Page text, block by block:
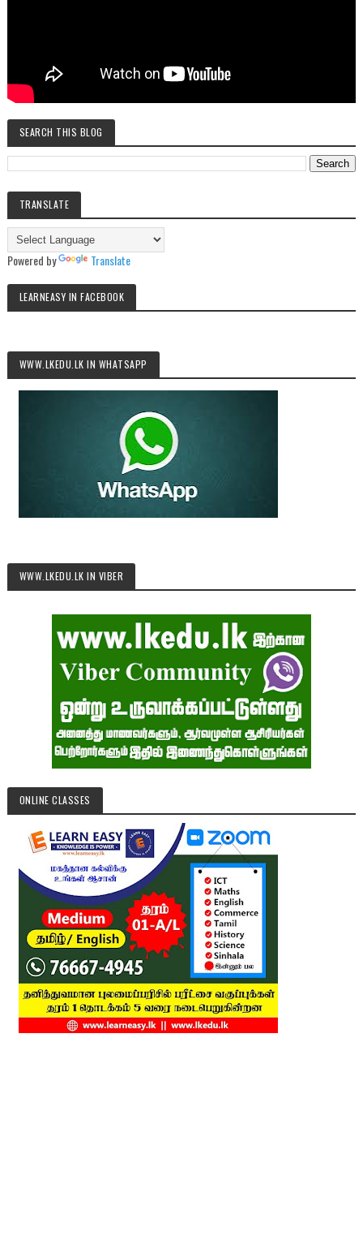
SEARCH THIS BLOG
TRANSLATE
Powered by Translate
LEARNEASY IN FACEBOOK
WWW.LKEDU.LK IN WHATSAPP
WWW.LKEDU.LK IN VIBER
ONLINE CLASSES